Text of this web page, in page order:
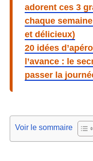
adorent ces 3
chaque
et délicieux)
20 idées
l’avance : le
passer la
Voir le sommaire